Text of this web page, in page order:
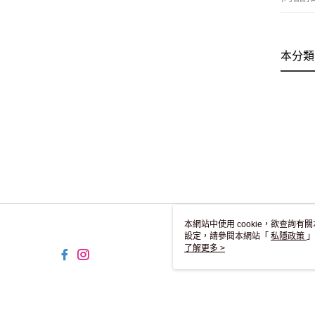
本分
本網站中使用 cookie，欲查詢有
設定，請參閱本網站「 私隱政策
用 cookie。
了解更多 >